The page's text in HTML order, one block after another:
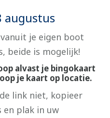
augustus
je eigen boot
beide is mogelijk!
alvast je bingokaart
je kaart op locatie.
link niet, kopieer
en plak in uw